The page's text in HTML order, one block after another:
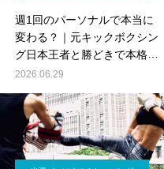
週1回のパーソナルで本当に
変わる？｜元キックボクシン
グ日本王者と勝どきで本格ト
レーニング
2026.06.29